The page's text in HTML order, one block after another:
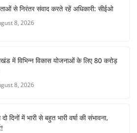
m n
से निरंतर संवाद करते रहें अधिकारी: सीईओ
8, 2026
में विभिन्न विकास योजनाओं के लिए 80 करोड़
8, 2026
दिनों में भारी से बहुत भारी वर्षा की संभावना,